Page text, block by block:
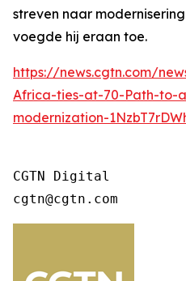
streven naar
voegde hij eraan toe.
https://news.cgtn.com/
Africa-ties-at-70-Path-to-
modernization-
CGTN Digital
cgtn@cgtn.com